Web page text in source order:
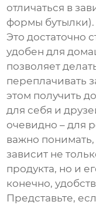
отличаться в
формы
Это достаточно
удобен для
позволяет
переплачивать
этом получить
для себя и
очевидно – для
важно понимать,
зависит не
продукта, но и
конечно,
Представьте,